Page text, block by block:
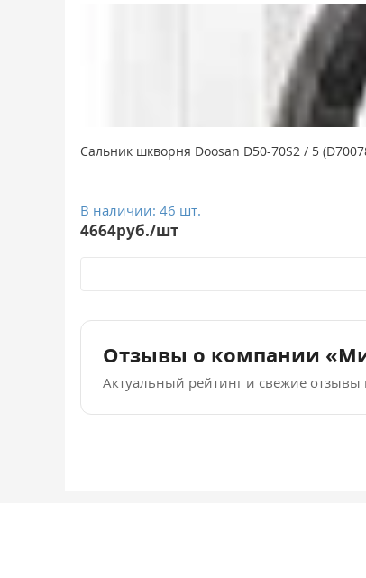
Сальник шкворня Doosan D50-70S2 / 5
В наличии: 46 шт.
4664руб./шт
Отзывы о компании
Актуальный рейтинг и свежие